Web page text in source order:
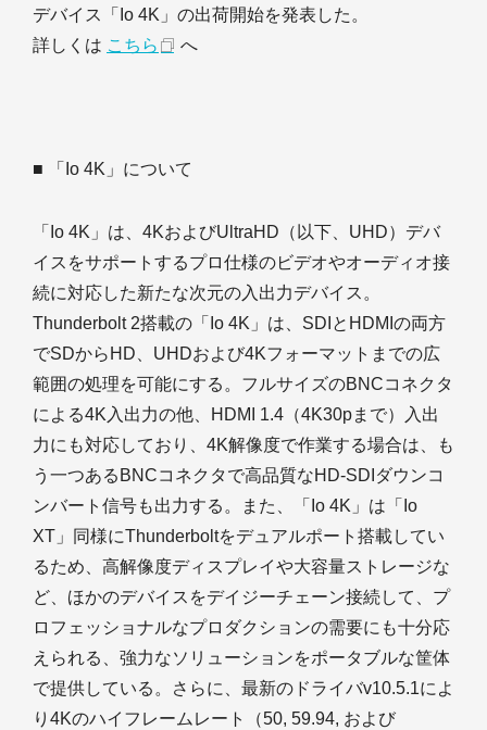
デバイス「Io 4K」の出荷開始を発表した。
詳しくは こちら へ
■ 「Io 4K」について
「Io 4K」は、4KおよびUltraHD（以下、UHD）デバ
イスをサポートするプロ仕様のビデオやオーディオ接
続に対応した新たな次元の入出力デバイス。
Thunderbolt 2搭載の「Io 4K」は、SDIとHDMIの両方
でSDからHD、UHDおよび4Kフォーマットまでの広
範囲の処理を可能にする。フルサイズのBNCコネクタ
による4K入出力の他、HDMI 1.4（4K30pまで）入出
力にも対応しており、4K解像度で作業する場合は、も
う一つあるBNCコネクタで高品質なHD-SDIダウンコ
ンバート信号も出力する。また、「Io 4K」は「Io
XT」同様にThunderboltをデュアルポート搭載してい
るため、高解像度ディスプレイや大容量ストレージな
ど、ほかのデバイスをデイジーチェーン接続して、プ
ロフェッショナルなプロダクションの需要にも十分応
えられる、強力なソリューションをポータブルな筐体
で提供している。さらに、最新のドライバv10.5.1によ
り4Kのハイフレームレート（50, 59.94, および